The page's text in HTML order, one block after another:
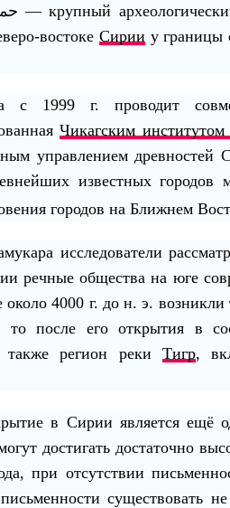
— крупный
востоке Сирии у
с 1999 г. проводит
Чикагским институтом
управлением древностей
известных городов
городов на Ближнем
исследователи
речные общества на юге
около 4000 г. до н. э.
после его открытия в
регион реки Тигр,
в Сирии является ещё
достигать достаточно
при отсутствии
существовать